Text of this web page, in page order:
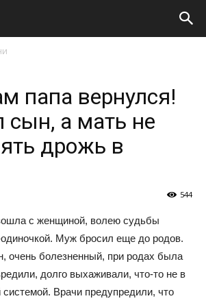
папа вернулся!
сын, а мать не
дрожь в
544
с женщиной, волею судьбы
Муж бросил еще до родов.
очень болезненный, при родах была
долго выхаживали, что-то не в
системой. Врачи предупредили, что